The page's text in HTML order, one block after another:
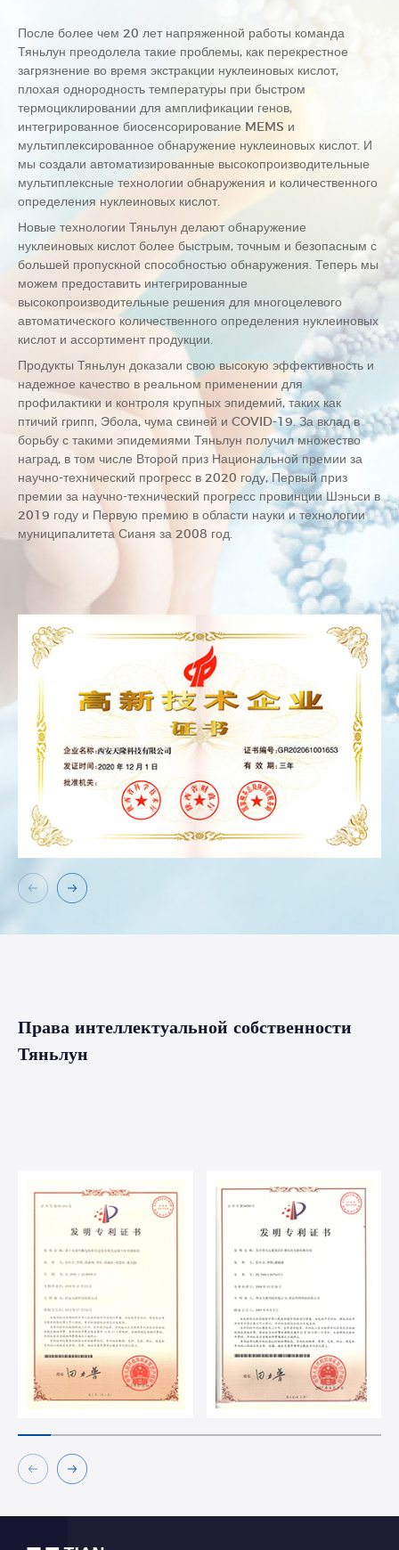
После более чем 20 лет напряженной работы команда
Тяньлун преодолела такие проблемы, как перекрестное
загрязнение во время экстракции нуклеиновых кислот,
плохая однородность температуры при быстром
термоциклировании для амплификации генов,
интегрированное биосенсорирование MEMS и
мультиплексированное обнаружение нуклеиновых кислот. И
мы создали автоматизированные высокопроизводительные
мультиплексные технологии обнаружения и количественного
определения нуклеиновых кислот.
Новые технологии Тяньлун делают обнаружение
нуклеиновых кислот более быстрым, точным и безопасным с
большей пропускной способностью обнаружения. Теперь мы
можем предоставить интегрированные
высокопроизводительные решения для многоцелевого
автоматического количественного определения нуклеиновых
кислот и ассортимент продукции.
Продукты Тяньлун доказали свою высокую эффективность и
надежное качество в реальном применении для
профилактики и контроля крупных эпидемий, таких как
птичий грипп, Эбола, чума свиней и COVID-19. За вклад в
борьбу с такими эпидемиями Тяньлун получил множество
наград, в том числе Второй приз Национальной премии за
научно-технический прогресс в 2020 году, Первый приз
премии за научно-технический прогресс провинции Шэньси в
2019 году и Первую премию в области науки и технологии
муниципалитета Сианя за 2008 год.
Права интеллектуальной собственности
Тяньлун